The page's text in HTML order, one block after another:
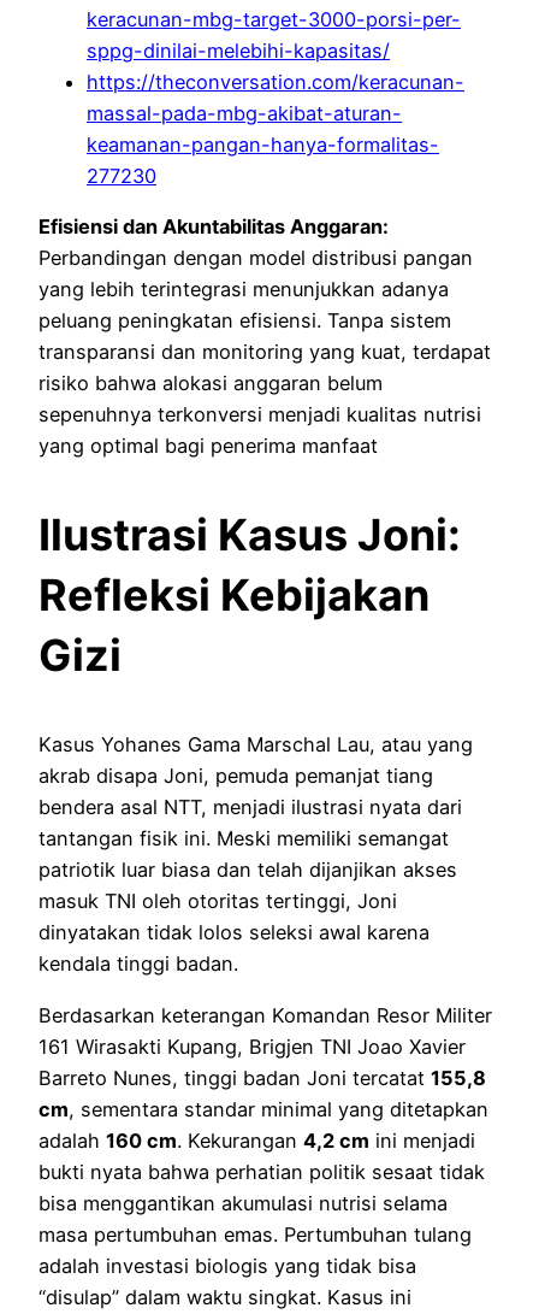
keracunan-mbg-target-3000-porsi-per-
sppg-dinilai-melebihi-kapasitas/
https://theconversation.com/keracunan-
massal-pada-mbg-akibat-aturan-
keamanan-pangan-hanya-formalitas-
277230
Efisiensi dan Akuntabilitas Anggaran:
Perbandingan dengan model distribusi pangan
yang lebih terintegrasi menunjukkan adanya
peluang peningkatan efisiensi. Tanpa sistem
transparansi dan monitoring yang kuat, terdapat
risiko bahwa alokasi anggaran belum
sepenuhnya terkonversi menjadi kualitas nutrisi
yang optimal bagi penerima manfaat
Ilustrasi Kasus Joni:
Refleksi Kebijakan
Gizi
Kasus Yohanes Gama Marschal Lau, atau yang
akrab disapa Joni, pemuda pemanjat tiang
bendera asal NTT, menjadi ilustrasi nyata dari
tantangan fisik ini. Meski memiliki semangat
patriotik luar biasa dan telah dijanjikan akses
masuk TNI oleh otoritas tertinggi, Joni
dinyatakan tidak lolos seleksi awal karena
kendala tinggi badan.
Berdasarkan keterangan Komandan Resor Militer
161 Wirasakti Kupang, Brigjen TNI Joao Xavier
Barreto Nunes, tinggi badan Joni tercatat 155,8
cm, sementara standar minimal yang ditetapkan
adalah 160 cm. Kekurangan 4,2 cm ini menjadi
bukti nyata bahwa perhatian politik sesaat tidak
bisa menggantikan akumulasi nutrisi selama
masa pertumbuhan emas. Pertumbuhan tulang
adalah investasi biologis yang tidak bisa
“disulap” dalam waktu singkat. Kasus ini